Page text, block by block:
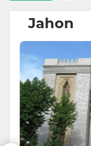
Jahon